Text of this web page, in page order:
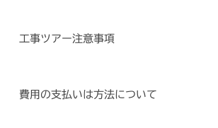
工事ツアー注意事項
費用の支払いは方法について